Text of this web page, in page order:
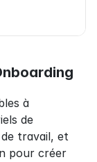
à
de
travail, et
pour créer